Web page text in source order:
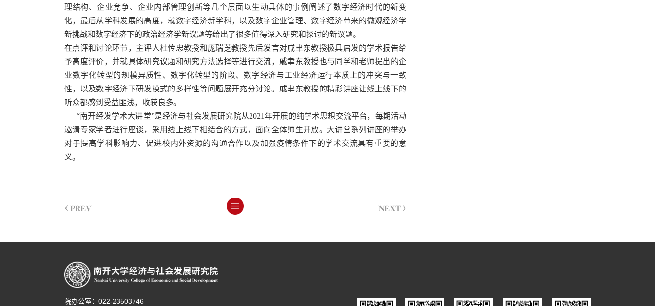
理结构、企业竞争、企业内部管理创新等几个层面以生动具体的事例阐述了数字经济时代的新变
化，最后从学科发展的高度，就数字经济新学科，以及数字企业管理、数字经济带来的微观经济学
新挑战和数字经济下的政治经济学新议题等给出了很多值得深入研究和探讨的新议题。
在点评和讨论环节，主评人杜传忠教授和庞瑞芝教授先后发言对戚聿东教授极具启发的学术报告给
予高度评价，并就具体研究议题和研究方法选择等进行交流，戚聿东教授也与同学和老师提出的企
业数字化转型的规模异质性、数字化转型的阶段、数字经济与工业经济运行本质上的冲突与一致
性，以及数字经济下研发模式的多样性等问题展开充分讨论。戚聿东教授的精彩讲座让线上线下的
听众都感到受益匪浅，收获良多。
“南开经发学术大讲堂”是经济与社会发展研究院从2021年开展的纯学术思想交流平台，每期活动
邀请专家学者进行座谈，采用线上线下相结合的方式，面向全体师生开放。大讲堂系列讲座的举办
对于提高学科影响力、促进校内外资源的沟通合作以及加强疫情条件下的学术交流具有重要的意
义。
< PREV NEXT >
院办公室：022-23503746